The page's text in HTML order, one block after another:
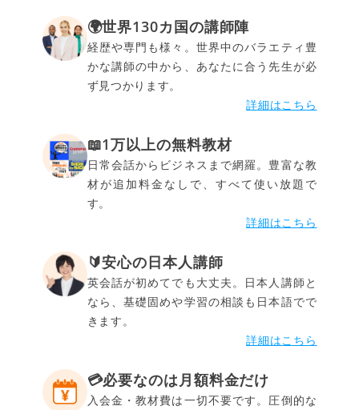
🌍世界130カ国の講師陣
経歴や専門も様々。世界中のバラエティ豊
かな講師の中から、あなたに合う先生が必
ず見つかります。
詳細はこちら
📖1万以上の無料教材
日常会話からビジネスまで網羅。豊富な教
材が追加料金なしで、すべて使い放題で
す。
詳細はこちら
🔰安心の日本人講師
英会話が初めてでも大丈夫。日本人講師と
なら、基礎固めや学習の相談も日本語でで
きます。
詳細はこちら
💳️必要なのは月額料金だけ
入会金・教材費は一切不要です。圧倒的な